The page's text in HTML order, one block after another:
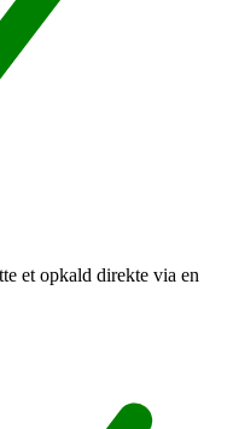
et opkald direkte via en